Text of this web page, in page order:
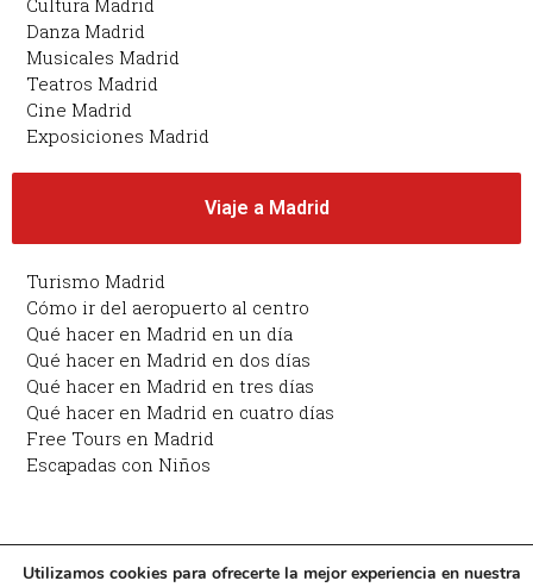
Cultura Madrid
Danza Madrid
Musicales Madrid
Teatros Madrid
Cine Madrid
Exposiciones Madrid
Viaje a Madrid
Turismo Madrid
Cómo ir del aeropuerto al centro
Qué hacer en Madrid en un día
Qué hacer en Madrid en dos días
Qué hacer en Madrid en tres días
Qué hacer en Madrid en cuatro días
Free Tours en Madrid
Escapadas con Niños
Copyright © 2026 Planes en Madrid: qué hacer en
Utilizamos cookies para ofrecerte la mejor experiencia en nuestra